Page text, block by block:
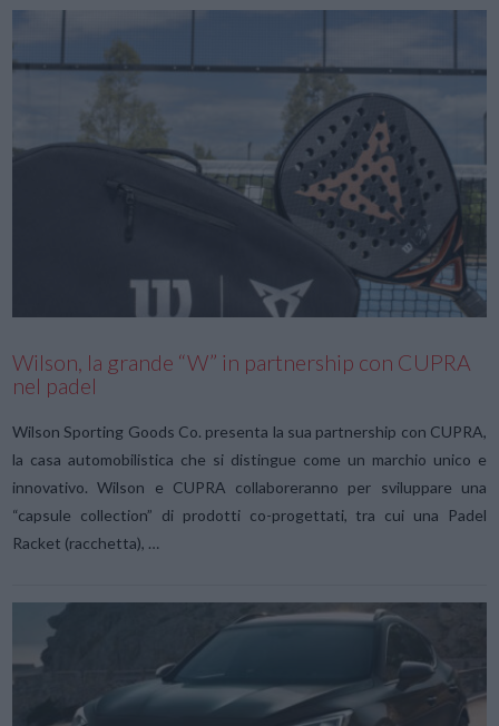
Wilson, la grande “W” in partnership con CUPRA
nel padel
Wilson Sporting Goods Co. presenta la sua partnership con CUPRA,
la casa automobilistica che si distingue come un marchio unico e
innovativo. Wilson e CUPRA collaboreranno per sviluppare una
“capsule collection” di prodotti co-progettati, tra cui una Padel
Racket (racchetta), …